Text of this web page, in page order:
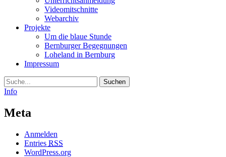
Videomitschnitte
Webarchiv
Projekte
Um die blaue Stunde
Bernburger Begegnungen
Loheland in Bernburg
Impressum
Suche
Info
Meta
Anmelden
Entries RSS
WordPress.org